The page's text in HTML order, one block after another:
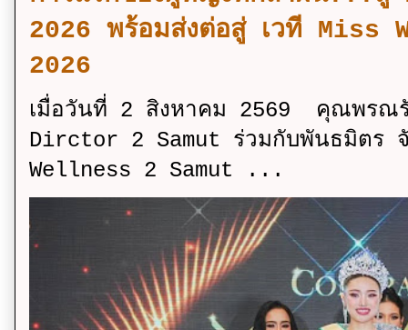
2026 พร้อมส่งต่อสู่ เวที
2026
เมื่อวันที่ 2 สิงหาคม 2569 คุณพร
Dirctor 2 Samut ร่วมกับพันธมิตร จั
Wellness 2 Samut ...